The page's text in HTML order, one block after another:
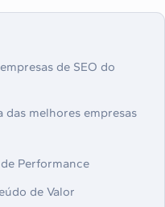
de SEO do
das melhores empresas
Performance
de Valor